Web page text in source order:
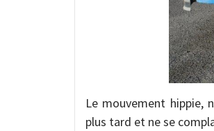
Le mouvement hippie,
plus tard et ne se